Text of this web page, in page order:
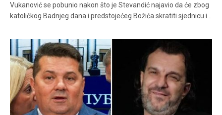
Vukanović se pobunio nakon što je Stevandić najavio da će zbog
katoličkog Badnjeg dana i predstojećeg Božića skratiti sjednicu i…